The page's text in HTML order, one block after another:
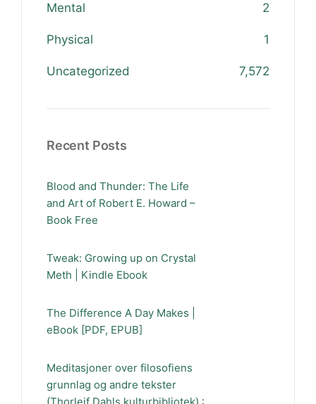
Mental 2
Physical 1
Uncategorized 7,572
Recent Posts
Blood and Thunder: The Life
and Art of Robert E. Howard –
Book Free
Tweak: Growing up on Crystal
Meth | Kindle Ebook
The Difference A Day Makes |
eBook [PDF, EPUB]
Meditasjoner over filosofiens
grunnlag og andre tekster